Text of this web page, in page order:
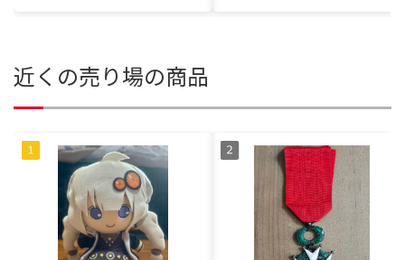
近くの売り場の商品